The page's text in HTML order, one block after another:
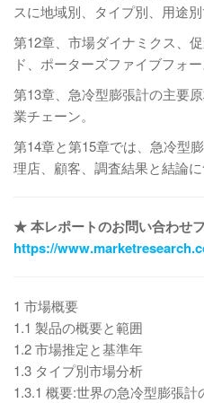
スに地域別、タイプ別、用途別
第12章、市場ダイナミクス、
ド、ポーターズファイブフォー
第13章、急冷型膨張計の主要
業チェーン。
第14章と第15章では、急冷型
理店、顧客、調査結果と結論に
★ 本レポートのお問い合わせ
https://
1 市場概要
1.1 製品の概要と範囲
1.2 市場推定と基準年
1.3 タイプ別市場分析
1.3.1 概要:世界の急冷型膨張